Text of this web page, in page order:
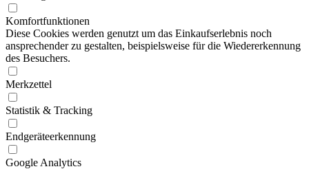
Komfortfunktionen
Diese Cookies werden genutzt um das Einkaufserlebnis noch
ansprechender zu gestalten, beispielsweise für die Wiedererkennung
des Besuchers.
Merkzettel
Statistik & Tracking
Endgeräteerkennung
Google Analytics